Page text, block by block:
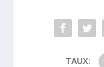
TAUX: